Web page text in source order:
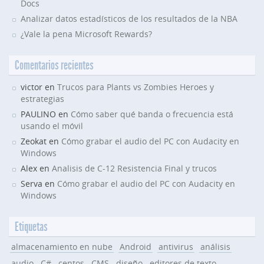
Docs
Analizar datos estadísticos de los resultados de la NBA
¿Vale la pena Microsoft Rewards?
Comentarios recientes
victor en Trucos para Plants vs Zombies Heroes y
estrategias
PAULINO en Cómo saber qué banda o frecuencia está
usando el móvil
Zeokat en Cómo grabar el audio del PC con Audacity en
Windows
Alex en Analisis de C-12 Resistencia Final y trucos
Serva en Cómo grabar el audio del PC con Audacity en
Windows
Etiquetas
almacenamiento en nube Android antivirus
análisis